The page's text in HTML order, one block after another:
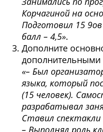
Корчагиной на
Подготовил 15
балл – 4,5».
Дополните
«– Был
языка, который
(15 человек).
разрабатывал
Ставил спектакли
– Выполнял роль